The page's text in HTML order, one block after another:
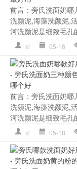
前言：旁氏洗面奶
洗颜泥,海藻洗颜泥,
河洗颜泥是细致毛孔
xl 05-18
前言：旁氏洗面奶
洗颜泥,海藻洗颜泥,
河洗颜泥是细致毛孔
xl 05-18